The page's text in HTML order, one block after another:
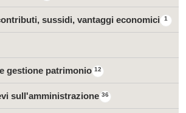
1
sussidi, vantaggi economici
12
gestione patrimonio
36
sull'amministrazione